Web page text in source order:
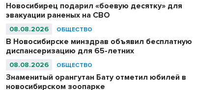
Новосибирец подарил «боевую десятку» для
эвакуации раненых на СВО
08.08.2026 ОБЩЕСТВО
В Новосибирске минздрав объявил бесплатную
диспансеризацию для 65-летних
08.08.2026 ОБЩЕСТВО
Знаменитый орангутан Бату отметил юбилей в
новосибирском зоопарке